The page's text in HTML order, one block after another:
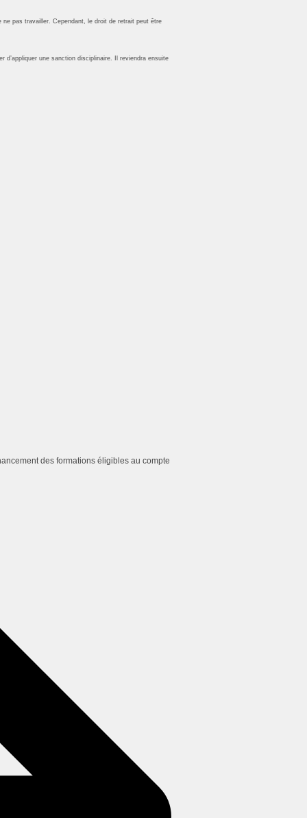
ne pas travailler. Cependant, le droit de retrait peut être
d’appliquer une sanction disciplinaire. Il reviendra ensuite
des formations éligibles au compte